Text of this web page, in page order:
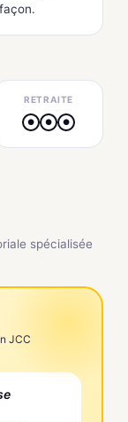
RETRAITE
● ● ●
spécialisée
JCC